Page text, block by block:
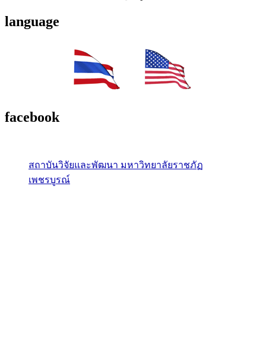
language
facebook
สถาบันวิจัยและพัฒนา มหาวิทยาลัยราชภัฏ
เพชรบูรณ์